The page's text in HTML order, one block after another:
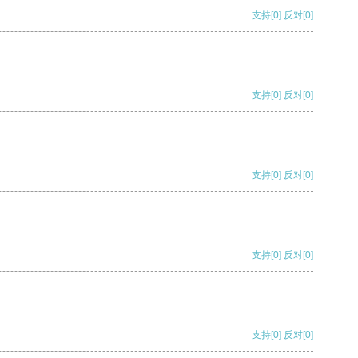
支持[0] 反对[0]
支持[0] 反对[0]
支持[0] 反对[0]
支持[0] 反对[0]
支持[0] 反对[0]